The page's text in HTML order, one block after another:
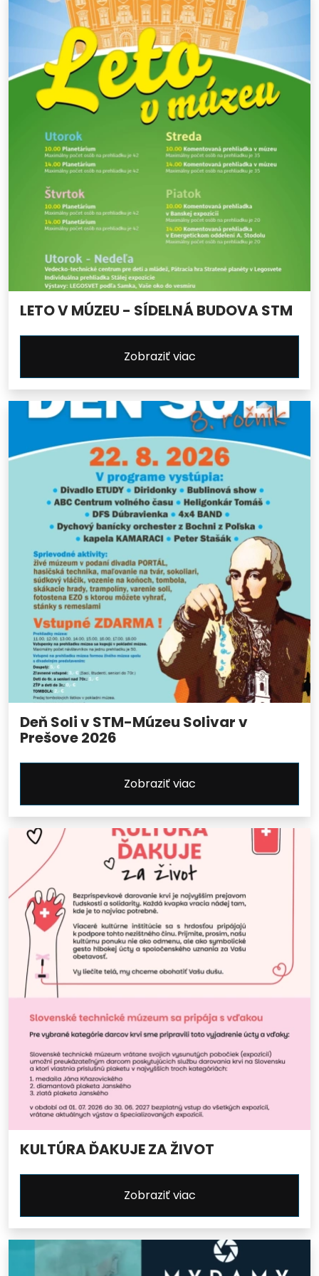
LETO V MÚZEU - SÍDELNÁ BUDOVA STM
Zobraziť viac
Deň Soli v STM-Múzeu Solivar v
Prešove 2026
Zobraziť viac
KULTÚRA ĎAKUJE ZA ŽIVOT
Zobraziť viac